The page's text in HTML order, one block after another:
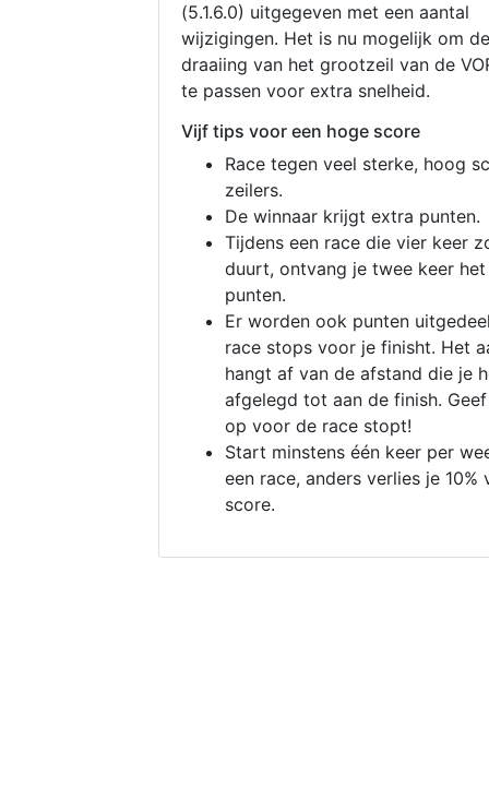
(5.1.6.0) uitgegeven met een aantal
wijzigingen. Het is nu mogelijk om de
draaiing van het grootzeil van de
te passen voor extra snelheid.
Vijf tips voor een hoge score
Race tegen veel sterke, hoog
zeilers.
De winnaar krijgt extra punten.
Tijdens een race die vier keer
duurt, ontvang je twee keer
punten.
Er worden ook punten
race stops voor je finisht. Het
hangt af van de afstand die je
afgelegd tot aan de finish.
op voor de race stopt!
Start minstens één keer per
een race, anders verlies je 10%
score.